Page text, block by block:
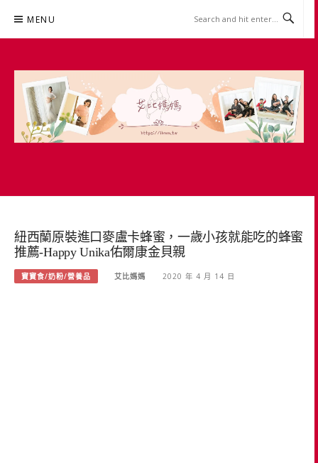
content
MENU
紐西蘭原裝進口麥盧卡蜂蜜，一歲小孩就能吃的蜂蜜
推薦-Happy Unika佑爾康金貝親
寶寶食/奶粉/營養品 艾比媽媽 2020 年 4 月 14 日